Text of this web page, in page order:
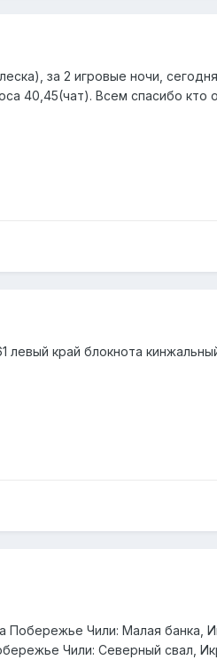
за 2 игровые ночи,
40,45(чат). Всем спасибо
левый край блокнота
Побережье Чили: Малая банка,
Чили: Северный свал,